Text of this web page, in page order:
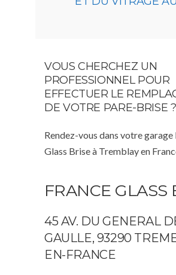
VOUS CHERCHEZ UN
PROFESSIONNEL POUR
EFFECTUER LE
DE VOTRE PARE-BRISE ?
Rendez-vous dans votre garage
Glass Brise à Tremblay en
FRANCE GLASS
45 AV. DU GENERAL
GAULLE, 93290
EN-FRANCE